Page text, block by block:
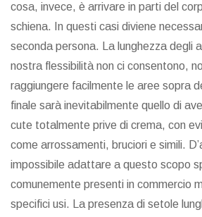
cosa, invece, è arrivare in parti del
schiena. In questi casi diviene
seconda persona. La lunghezza degli
nostra flessibilità non ci consentono,
raggiungere facilmente le aree sopra
finale sarà inevitabilmente quello di
cute totalmente prive di crema, con
come arrossamenti, bruciori e simili.
impossibile adattare a questo scopo
comunemente presenti in commercio
specifici usi. La presenza di setole